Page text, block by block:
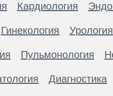
Кардиология
Гинекология Урология
Пульмонология
Диагностика